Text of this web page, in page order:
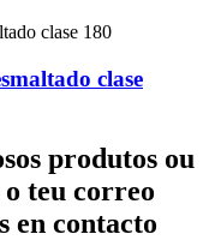
clase
produtos ou
o teu correo
en contacto